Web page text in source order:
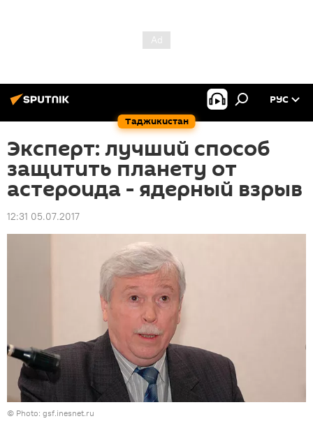
Таджикистан
РУС
Эксперт: лучший способ
защитить планету от
астероида - ядерный взрыв
12:31 05.07.2017
© Photo: gsf.inesnet.ru